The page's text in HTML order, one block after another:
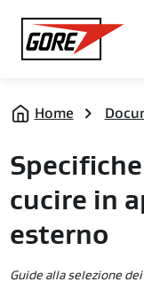
Gore
Home
cucire in
esterno
Guide alla selezione